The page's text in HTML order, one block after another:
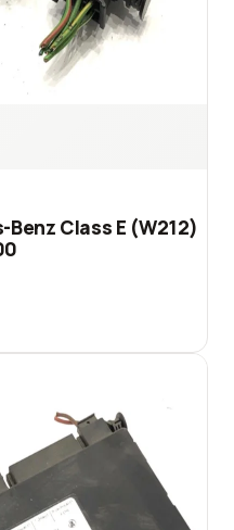
Class E (W212)